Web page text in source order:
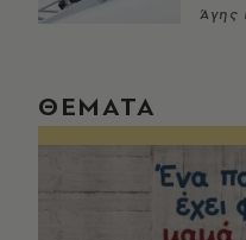
Άγης
ΘΕΜΑΤΑ